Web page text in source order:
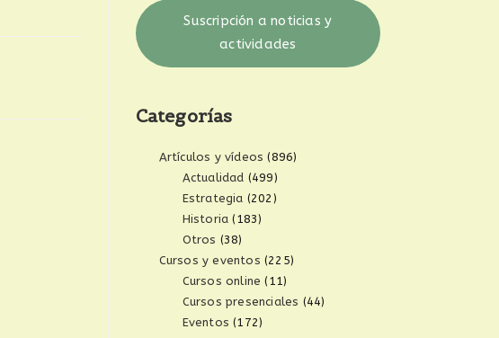
Suscripción a noticias y
actividades
Categorías
Artículos y vídeos (896)
Actualidad (499)
Estrategia (202)
Historia (183)
Otros (38)
Cursos y eventos (225)
Cursos online (11)
Cursos presenciales (44)
Eventos (172)